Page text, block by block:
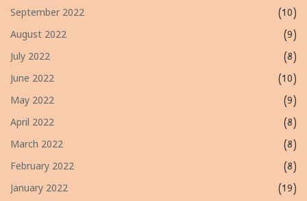
September 2022
(10)
August 2022
(9)
July 2022
(8)
June 2022
(10)
May 2022
(9)
April 2022
(8)
March 2022
(8)
February 2022
(8)
January 2022
(19)